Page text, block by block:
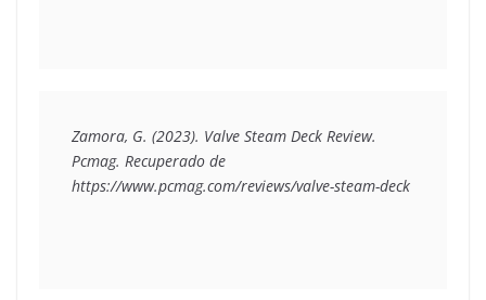
Zamora, G. (2023). Valve Steam Deck Review.
Pcmag. Recuperado de
https://www.pcmag.com/reviews/valve-steam-deck